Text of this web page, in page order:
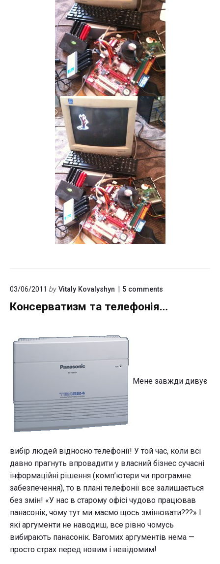
03/06/2011 by Vitaly Kovalyshyn 5 comments
Консерватизм та телефонія…
Мене завжди дивує
вибір людей відносно телефонії! У той час, коли всі
давно прагнуть впровадити у власний бізнес сучасні
інформаційні рішення (комп’ютери чи програмне
забезпечення), то в плані телефонії все залишається
без змін! «У нас в старому офісі чудово працював
панасонік, чому тут ми маємо щось змінювати???» І
які аргументи не наводиш, все рівно чомусь
вибирають панасонік. Вагомих аргументів нема —
просто страх перед новим і невідомим!